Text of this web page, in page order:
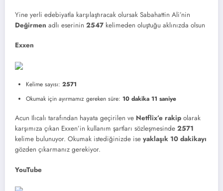
Yine yerli edebiyatla karşılaştıracak olursak Sabahattin Ali’nin
Değirmen adlı eserinin 2547 kelimeden oluştuğu aklınızda olsun
Exxen
Kelime sayısı: 2571
Okumak için ayırmamız gereken süre: 10 dakika 11 saniye
Acun Ilıcalı tarafından hayata geçirilen ve Netflix’e rakip olarak
karşımıza çıkan Exxen’in kullanım şartları sözleşmesinde 2571
kelime bulunuyor. Okumak istediğinizde ise yaklaşık 10 dakikayı
gözden çıkarmanız gerekiyor.
YouTube